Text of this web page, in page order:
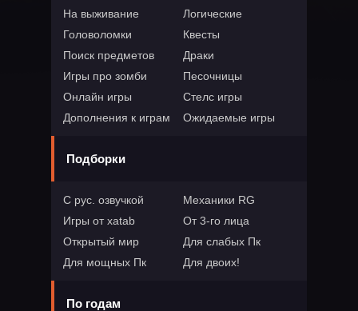
На выживание
Логические
Головоломки
Квесты
Поиск предметов
Драки
Игры про зомби
Песочницы
Онлайн игры
Стелс игры
Дополнения к играм
Ожидаемые игры
Подборки
С рус. озвучкой
Механики RG
Игры от xatab
От 3-го лица
Открытый мир
Для слабых Пк
Для мощных Пк
Для двоих!
По годам